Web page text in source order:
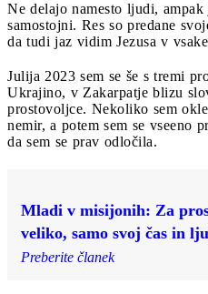
Ne delajo namesto ljudi,
samostojni. Res so predane
da tudi jaz vidim Jezusa v
Julija 2023 sem se še s tremi
Ukrajino, v Zakarpatje blizu
prostovoljce. Nekoliko sem
nemir, a potem sem se vseeno
da sem se prav odločila.
Mladi v misijonih: Za
veliko, samo svoj čas in
Preberite članek